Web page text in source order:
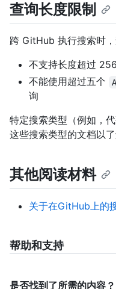
查询长度限制
跨 GitHub 执行搜索时，
不支持长度超过
不能使用超过五个
询
特定搜索类型（例如，
这些搜索类型的文档以了
其他阅读材料
关于在GitHub上的
帮助和支持
是否找到了所需的内容？